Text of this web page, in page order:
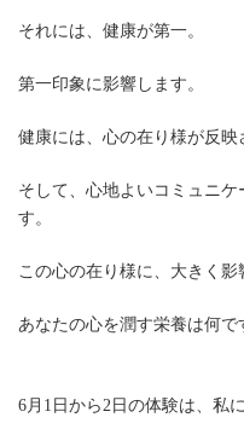
それには、健康が第一。
第一印象に影響します。
健康には、心の在り様が反映
そして、心地よいコミュニ
す。
この心の在り様に、大きく影
あなたの心を潤す栄養は何で
6月1日から2日の体験は、私